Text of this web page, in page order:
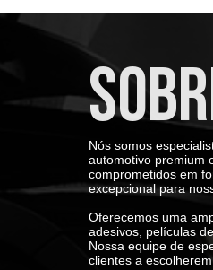
Nós somos
automotivo premium
comprometidos em
excepcional para
Oferecemos uma
adesivos, películas
Nossa equipe de
clientes a